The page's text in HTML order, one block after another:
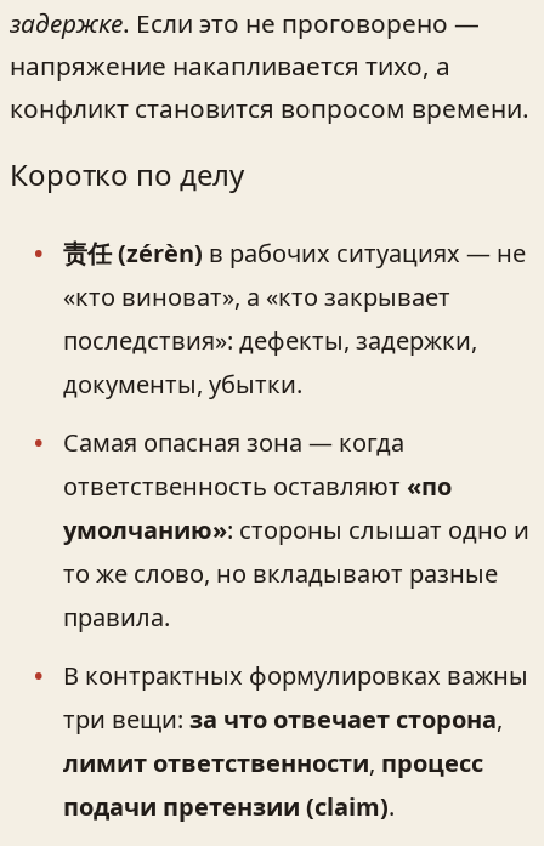
задержке. Если это не проговорено —
напряжение накапливается тихо, а
конфликт становится вопросом времени.
Коротко по делу
责任 (zérèn) в рабочих ситуациях — не
«кто виноват», а «кто закрывает
последствия»: дефекты, задержки,
документы, убытки.
Самая опасная зона — когда
ответственность оставляют «по
умолчанию»: стороны слышат одно и
то же слово, но вкладывают разные
правила.
В контрактных формулировках важны
три вещи: за что отвечает сторона,
лимит ответственности, процесс
подачи претензии (claim).